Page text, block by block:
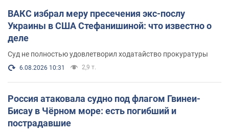
ВАКС избрал меру пресечения экс-послу
Украины в США Стефанишиной: что известно о
деле
Суд не полностью удовлетворил ходатайство прокуратуры
6.08.2026 10:31 2,9 т.
Россия атаковала судно под флагом Гвинеи-
Бисау в Чёрном море: есть погибший и
пострадавшие